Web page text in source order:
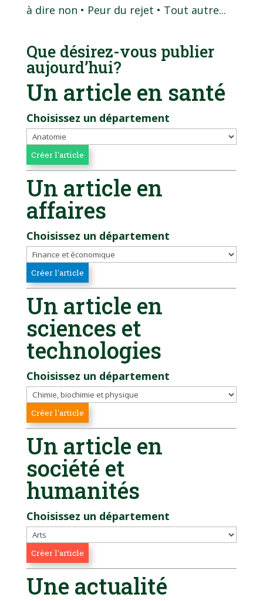
à dire non • Peur du rejet • Tout autre...
Que désirez-vous publier
aujourd’hui?
Un article en santé
Choisissez un département
Un article en
affaires
Choisissez un département
Un article en
sciences et
technologies
Choisissez un département
Un article en
société et
humanités
Choisissez un département
Une actualité